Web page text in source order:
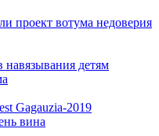
проект вотума недоверия
детям
Gagauzia-2019
вина